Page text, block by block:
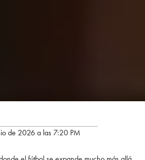
de 2026 a las 7:20 PM